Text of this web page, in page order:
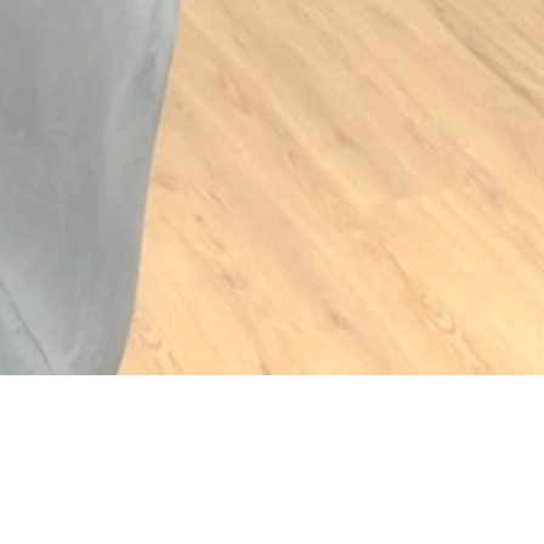
nueva ventana))
en una nueva ventana))